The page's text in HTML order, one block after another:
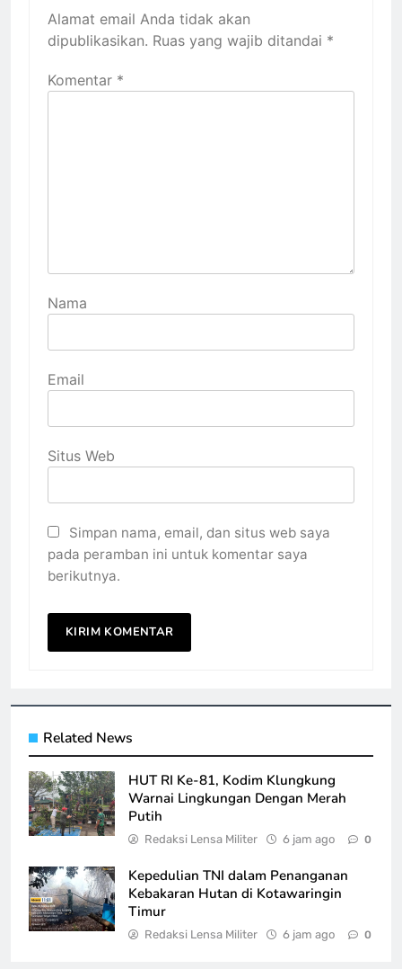
Alamat email Anda tidak akan
dipublikasikan. Ruas yang wajib ditandai *
Komentar *
Nama
Email
Situs Web
Simpan nama, email, dan situs web saya
pada peramban ini untuk komentar saya
berikutnya.
Related News
HUT RI Ke-81, Kodim Klungkung
Warnai Lingkungan Dengan Merah
Putih
Redaksi Lensa Militer 6 jam ago 0
Kepedulian TNI dalam Penanganan
Kebakaran Hutan di Kotawaringin
Timur
Redaksi Lensa Militer 6 jam ago 0